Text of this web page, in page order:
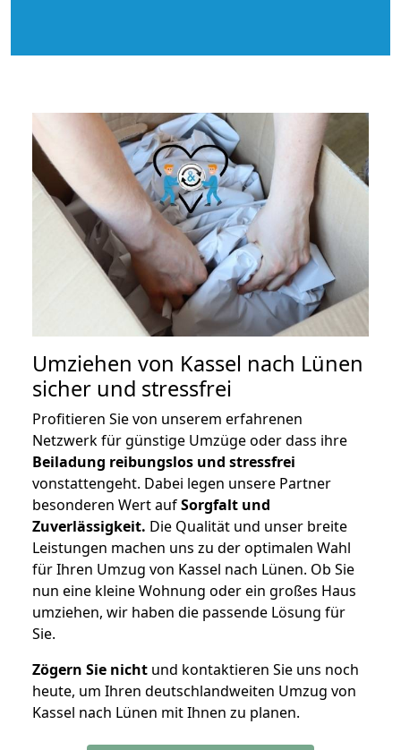
Umziehen von Kassel nach Lünen
sicher und stressfrei
Profitieren Sie von unserem erfahrenen
Netzwerk für günstige Umzüge oder dass ihre
Beiladung reibungslos und stressfrei
vonstattengeht. Dabei legen unsere Partner
besonderen Wert aufSorgfalt und
Zuverlässigkeit. Die Qualität und unser breite
Leistungen machen uns zu der optimalen Wahl
für Ihren Umzug von Kassel nach Lünen. Ob Sie
nun eine kleine Wohnung oder ein großes Haus
umziehen, wir haben die passende Lösung für
Sie.
Zögern Sie nicht und kontaktieren Sie uns noch
heute, um Ihren deutschlandweiten Umzug von
Kassel nach Lünen mit Ihnen zu planen.